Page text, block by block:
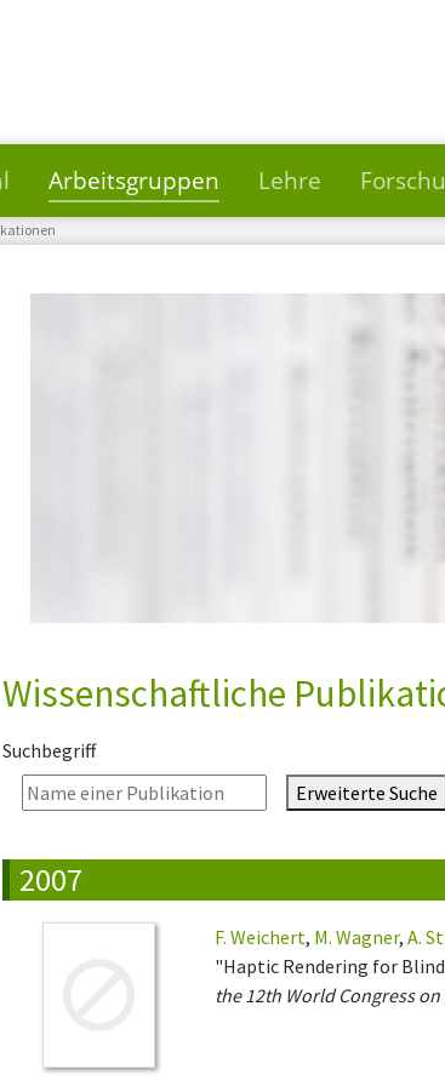
Arbeitsgruppen Lehre
Wissenschaftliche
Suchbegriff
Erweiterte Suche
2007
F. Weichert, M. Wagner,A.
"Haptic Rendering for
the 12th World Congress